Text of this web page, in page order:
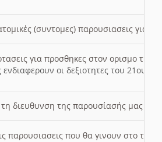
(συντομες) παρουσιασεις για
για προσθηκες στον ορισμο
οι δεξιοτητες του 21ου
διευθυνση της παρουσίασής μας
παρουσιασεις που θα γινουν στο